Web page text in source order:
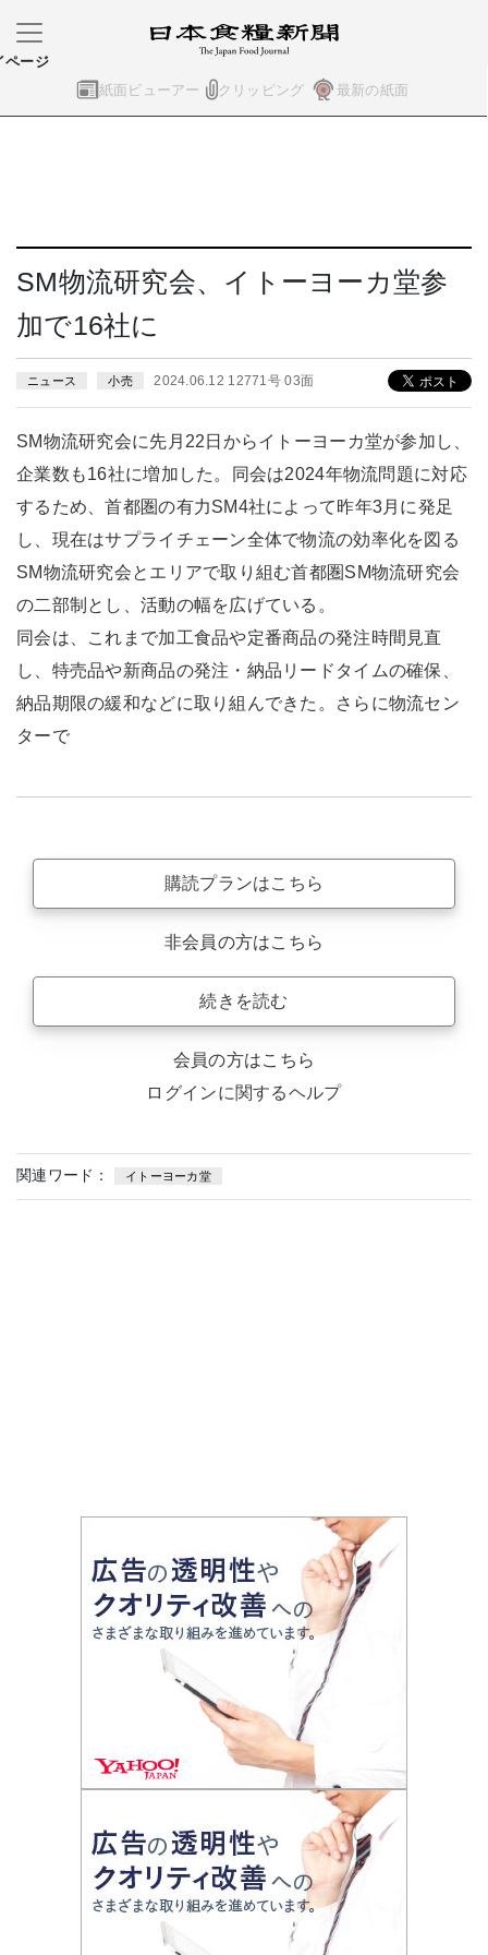
紙面ビューアー クリッピング 最新の紙面
ページ
SM物流研究会、イトーヨーカ堂参
加で16社に
ニュース 小売 2024.06.12 12771号 03面
SM物流研究会に先月22日からイトーヨーカ堂が参加し、
企業数も16社に増加した。同会は2024年物流問題に対応
するため、首都圏の有力SM4社によって昨年3月に発足
し、現在はサプライチェーン全体で物流の効率化を図る
SM物流研究会とエリアで取り組む首都圏SM物流研究会
の二部制とし、活動の幅を広げている。
同会は、これまで加工食品や定番商品の発注時間見直
し、特売品や新商品の発注・納品リードタイムの確保、
納品期限の緩和などに取り組んできた。さらに物流セン
ターで
購読プランはこちら
非会員の方はこちら
続きを読む
会員の方はこちら
ログインに関するヘルプ
関連ワード： イトーヨーカ堂